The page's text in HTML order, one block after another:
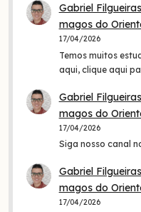
Gabriel Filgueiras
magos do
17/04/2026
Temos muitos
aqui, clique aqui
Gabriel Filgueiras
magos do
17/04/2026
Siga nosso canal
Gabriel Filgueiras
magos do
17/04/2026